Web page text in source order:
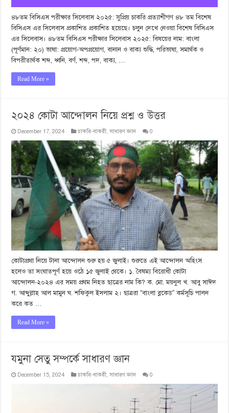
৪৮তম বিসিএস পরীক্ষার সিলেবাস ২০২৫: সুপ্রিয় চাকরি প্রত্যাশীগণ ৪৮ তম বিশেষ
বিসিএস এর সিলেবাস প্রকাশিত প্রকাশিত হয়েছে। চলুন দেখে নেওয়া বিশেষ বিসিএস
এর সিলেবাস। ৪৮তম বিসিএস পরীক্ষার সিলেবাস ২০২৫: বিষয়ের নাম: বাংলা
(পূর্ণমান: ২০) ভাষা: প্রয়োগ-অপপ্রয়োগ, বানান ও বাক্য শুদ্ধি, পরিভাষা, সমার্থক ও
বিপরীতার্থক শব্দ, ধ্বনি, বর্ণ, শব্দ, পদ, বাক্য, …
Read More »
২০২৪ কোটা আন্দোলন নিয়ে প্রশ্ন ও উত্তর
December 17, 2024 চাকরি-বাকরী,সাধারণ জ্ঞান 0
কোটাপ্রথা নিয়ে টানা আন্দোলন শুরু হয় ৫ জুলাই। শুরুতে এই আন্দোলন অহিংস
হলেও তা সংঘাতপূর্ণ হয়ে ওঠে ১৫ জুলাই থেকে। ১. বৈষম্য বিরোধী কোটা
আন্দোলন-২০২৪ এর সময় প্রথম নিহত ছাত্রের নাম কি? ক. মো. ময়নুল খ. আবু সাঈদ
গ. আব্দুল্লাহ আল মামুন ঘ. শফিকুল ইসলাম ২। ছাত্ররা “বাংলা ব্লকেড” কর্মসূচি পালন
করে কত …
Read More »
যমুনা সেতু সম্পর্কে সাধারণ জ্ঞান
December 15, 2024 চাকরি-বাকরী,সাধারণ জ্ঞান 0